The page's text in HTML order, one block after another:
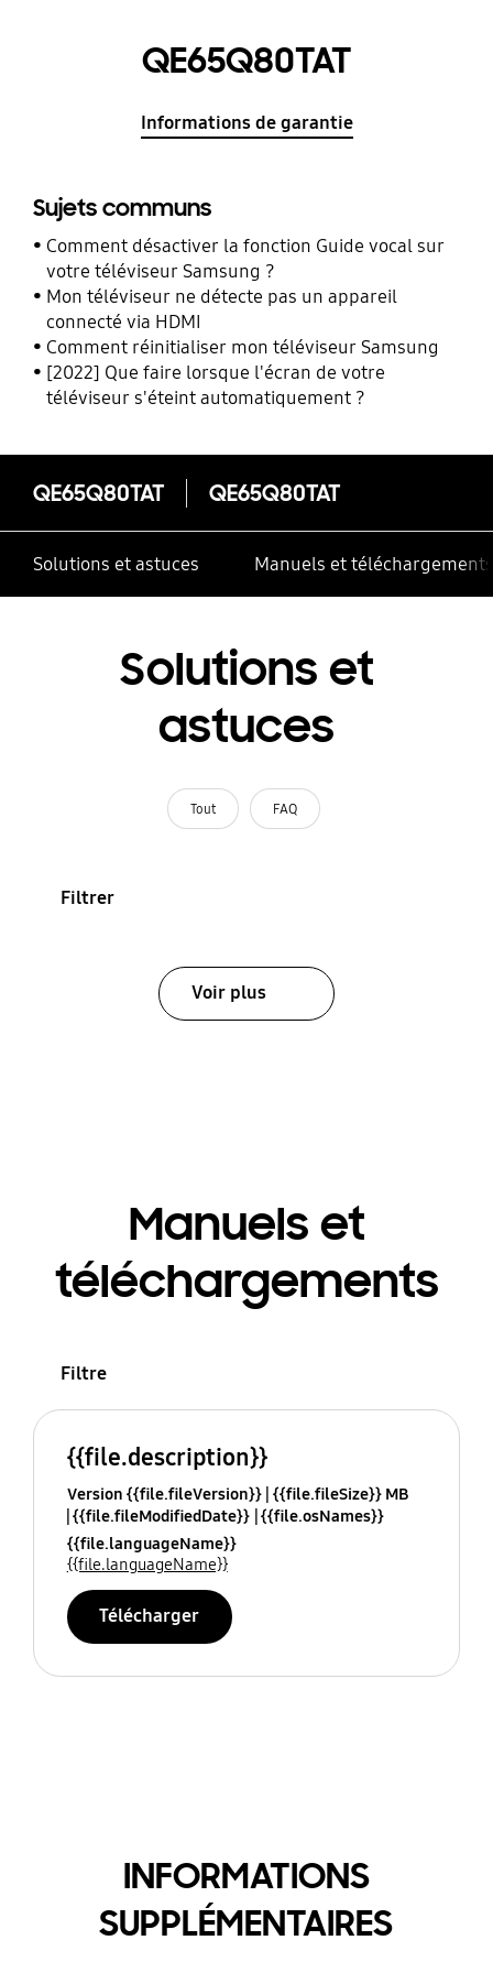
QE65Q80TAT
Informations de garantie
Sujets communs
Comment désactiver la fonction Guide vocal sur
votre téléviseur Samsung ?
Mon téléviseur ne détecte pas un appareil
connecté via HDMI
Comment réinitialiser mon téléviseur Samsung
[2022] Que faire lorsque l'écran de votre
téléviseur s'éteint automatiquement ?
QE65Q80TAT QE65Q80TAT
Solutions et astuces Manuels et téléchargements
Solutions et
astuces
Tout FAQ
Filtrer
Voir plus
Manuels et
téléchargements
Filtre
{{file.description}}
Version {{file.fileVersion}} {{file.fileSize}} MB
{{file.fileModifiedDate}} {{file.osNames}}
{{file.languageName}}
{{file.languageName}}
Télécharger
INFORMATIONS
SUPPLÉMENTAIRES